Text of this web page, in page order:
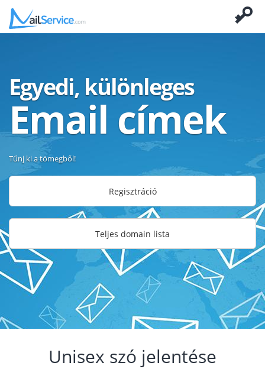
Egyedi, különleges
Email címek
Tűnj ki a tömegből!
Regisztráció
Teljes domain lista
Unisex szó jelentése